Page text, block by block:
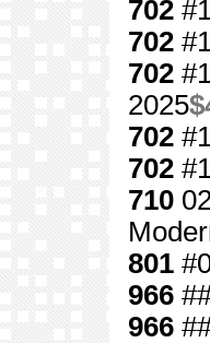
702
702
702
2025
702
702
710
801
966
966